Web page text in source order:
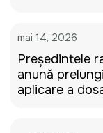
mai 14, 2026
Președintele
anunță
aplicare a